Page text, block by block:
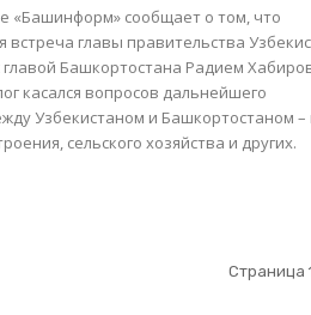
«Башинформ» сообщает о том, что
встреча главы правительства
Башкортостана Радием
касался вопросов дальнейшего
Узбекистаном и Башкортостаном –
сельского хозяйства и других.
Страница